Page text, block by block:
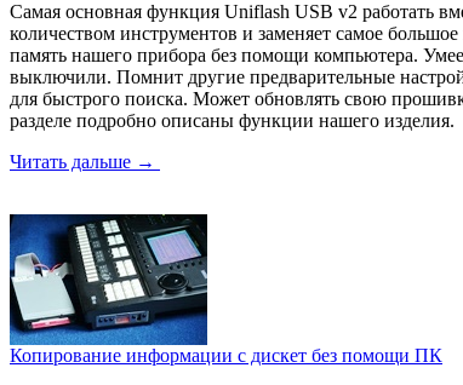
Самая основная функция Uniflash USB v2 работать
количеством инструментов и заменяет самое
память нашего прибора без помощи компьютера.
выключили. Помнит другие предварительные
для быстрого поиска. Может обновлять свою
разделе подробно описаны функции нашего изделия.
Читать дальше →
Копирование информации с дискет без помощи ПК